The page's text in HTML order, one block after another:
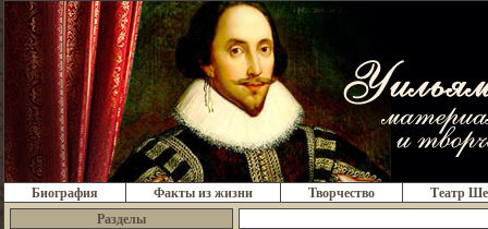
Биография Факты из жизни Творчество
Театр
Разделы